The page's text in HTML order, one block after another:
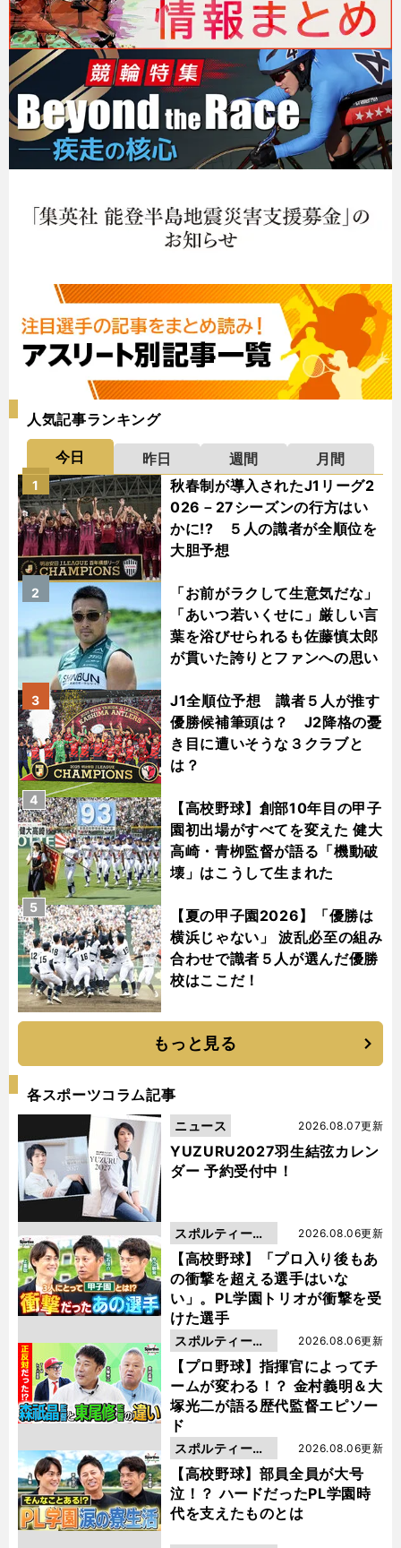
人気記事ランキング
今日 昨日 週間
月間
秋春制が導入されたJ1リーグ2
026－27シーズンの行方はい
かに!? ５人の識者が全順位を
大胆予想
1
「お前がラクして生意気だな」
「あいつ若いくせに」厳しい言
葉を浴びせられるも佐藤慎太郎
が貫いた誇りとファンへの思い
2
J1全順位予想 識者５人が推す
優勝候補筆頭は？ J2降格の憂
き目に遭いそうな３クラブと
は？
3
【高校野球】創部10年目の甲子
園初出場がすべてを変えた 健大
高崎・青栁監督が語る「機動破
壊」はこうして生まれた
4
【夏の甲子園2026】「優勝は
横浜じゃない」 波乱必至の組み
合わせで識者５人が選んだ優勝
校はここだ！
5
もっと見る
各スポーツコラム記事
YUZURU2027羽生結弦カレン
ダー 予約受付中！
2026.08.07更新
ニュース
【高校野球】「プロ入り後もあ
の衝撃を超える選手はいな
い」。PL学園トリオが衝撃を受
けた選手
2026.08.06更新
スポルティーバ
動画
【プロ野球】指揮官によってチ
ームが変わる！？ 金村義明＆大
塚光二が語る歴代監督エピソー
ド
2026.08.06更新
スポルティーバ
動画
【高校野球】部員全員が大号
泣！？ ハードだったPL学園時
代を支えたものとは
2026.08.06更新
スポルティーバ
動画